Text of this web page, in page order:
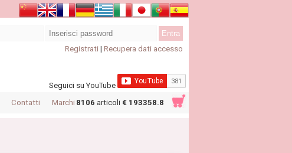
Registrati | Recupera dati accesso
Seguici su YouTube
Contatti Marchi 8106 articoli € 193358.8